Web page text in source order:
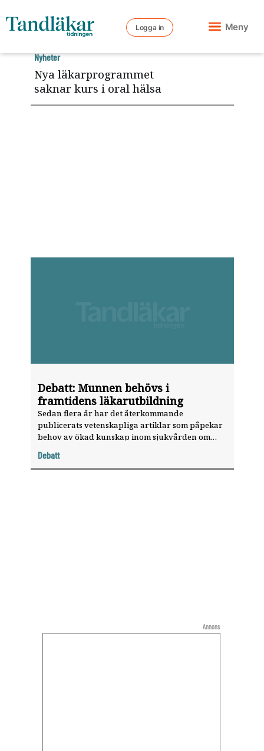
Logga in Meny
Debatt: Munnen behövs i
framtidens läkarutbildning
Sedan flera år har det återkommande
publicerats vetenskapliga artiklar som påpekar
behov av ökad kunskap inom sjukvården om
Kan patienterna vänta längre?
Debatt
Nya läkarprogrammet
saknar kurs i oral hälsa
Nyheter
Annons